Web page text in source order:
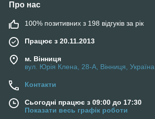
Про нас
100% позитивних з 198 відгуків за рік
Працює з 20.11.2013
м. Вінниця
вул. Юрія Клена, 28-А, Вінниця, Україна
Контакти
Сьогодні працює з 09:00 до 17:30
Показати весь графік роботи